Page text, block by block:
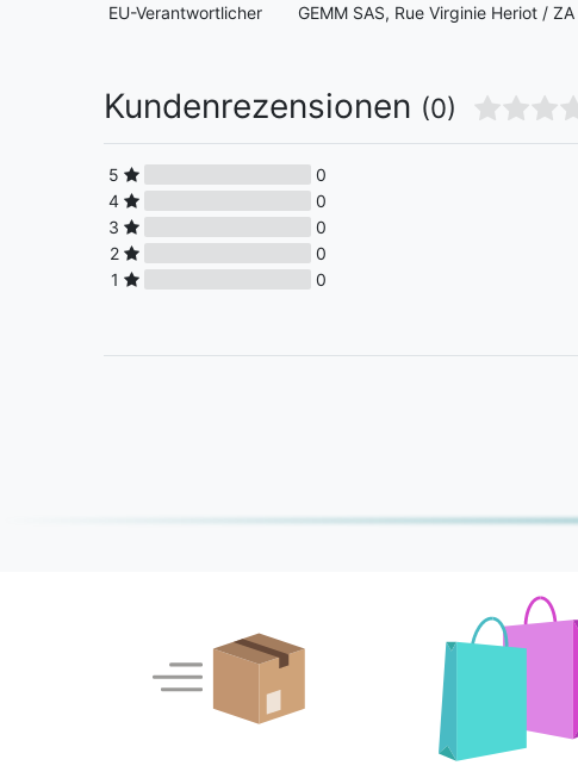
EU-Verantwortlicher
GEMM SAS, Rue Virginie Heriot /
Kundenrezensionen (0)
5
0
4
0
3
0
2
0
1
0